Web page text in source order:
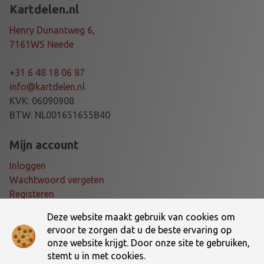
Deze website maakt gebruik van cookies om
ervoor te zorgen dat u de beste ervaring op
onze website krijgt. Door onze site te gebruiken,
stemt u in met cookies.
N
E
W
I
N
E
a
n
a
l
Kartdelen.nl
Henry Dunantweg 6,
7161WS Neede
+31 6 48 18 06 87
info@kartdelen.nl
KVK: 06090908
BTW: NL001651655B40
Mijn account
Inloggen
Wachtwoord vergeten
Registeren
Voorwaarden
Algemene voorwaarden
Verzending- en retourbeleid